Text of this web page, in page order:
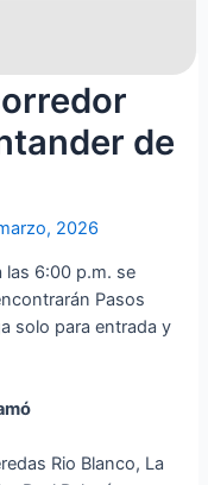
de
2026
las 6:00 p.m. se
Pasos
solo para entrada y
Rio Blanco, La